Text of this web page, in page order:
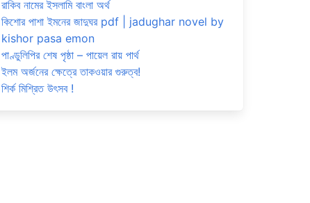
রাকিব নামের ইসলামি বাংলা অর্থ
কিশোর পাশা ইমনের জাদুঘর pdf | jadughar novel by
kishor pasa emon
পাণ্ডুলিপির শেষ পৃষ্ঠা – পায়েল রায় পার্থ
ইলম অর্জনের ক্ষেত্রে তাকওয়ার গুরুত্ব!
শির্ক মিশ্রিত উৎসব !